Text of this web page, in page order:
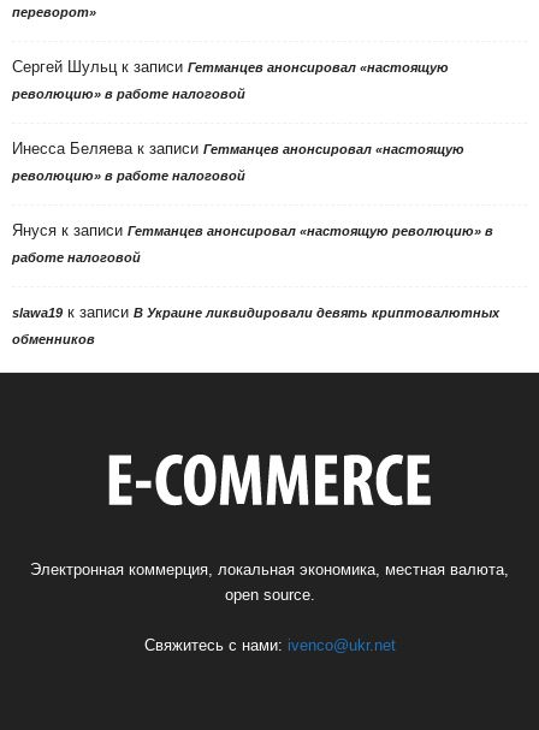
переворот»
Сергей Шульцк записи Гетманцев анонсировал «настоящую
революцию» в работе налоговой
Инесса Беляевак записи Гетманцев анонсировал «настоящую
революцию» в работе налоговой
Януся к записи Гетманцев анонсировал «настоящую революцию» в
работе налоговой
slawa19 к записи В Украине ликвидировали девять криптовалютных
обменников
Электронная коммерция, локальная экономика, местная валюта,
open source.
Свяжитесь с нами: ivenco@ukr.net